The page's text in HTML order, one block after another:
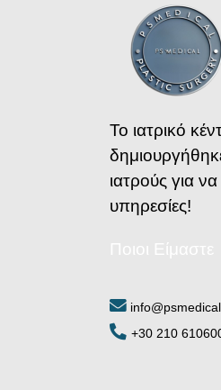
Το ιατρικό
ιατρούς για
υπηρεσίες!
+30 210